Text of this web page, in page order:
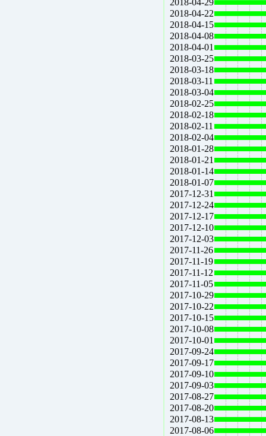
2018-04-29
2018-04-22
2018-04-15
2018-04-08
2018-04-01
2018-03-25
2018-03-18
2018-03-11
2018-03-04
2018-02-25
2018-02-18
2018-02-11
2018-02-04
2018-01-28
2018-01-21
2018-01-14
2018-01-07
2017-12-31
2017-12-24
2017-12-17
2017-12-10
2017-12-03
2017-11-26
2017-11-19
2017-11-12
2017-11-05
2017-10-29
2017-10-22
2017-10-15
2017-10-08
2017-10-01
2017-09-24
2017-09-17
2017-09-10
2017-09-03
2017-08-27
2017-08-20
2017-08-13
2017-08-06